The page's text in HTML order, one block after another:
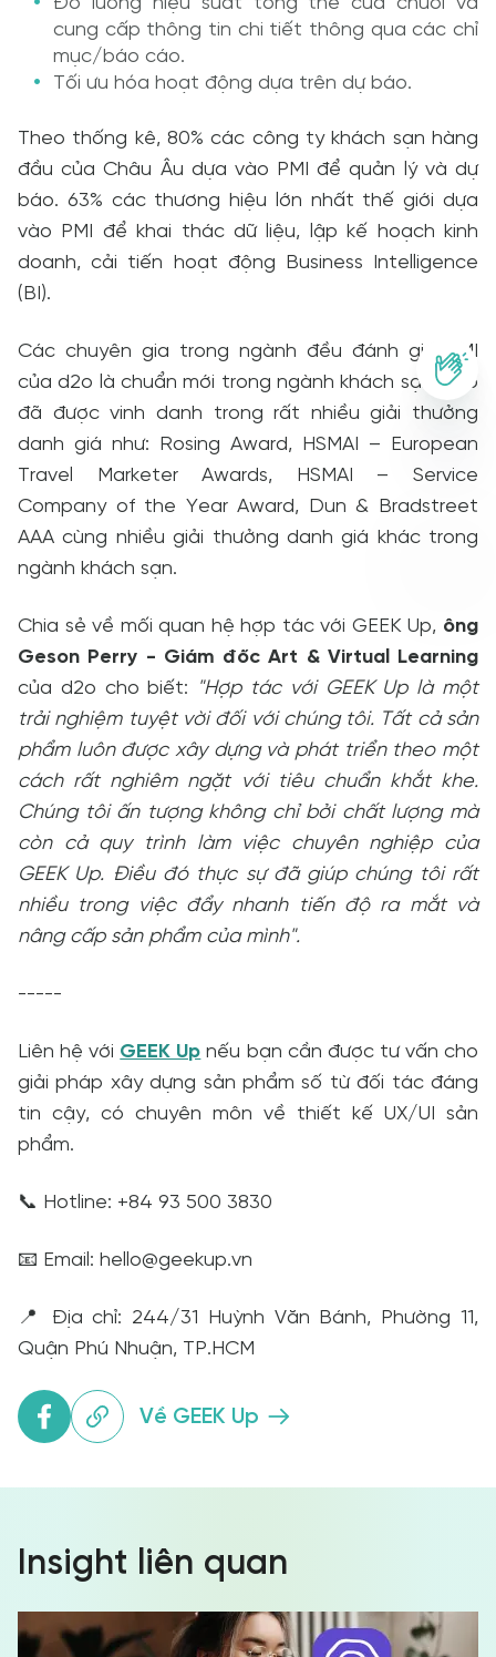
cung cấp thông tin chi tiết thông qua các chỉ
mục/báo cáo.
Tối ưu hóa hoạt động dựa trên dự báo.
Theo thống kê, 80% các công ty khách sạn hàng
đầu của Châu Âu dựa vào PMI để quản lý và dự
báo. 63% các thương hiệu lớn nhất thế giới dựa
vào PMI để khai thác dữ liệu, lập kế hoạch kinh
doanh, cải tiến hoạt động Business Intelligence
(BI).
Các chuyên gia trong ngành đều đánh giá PMI
của d2o là chuẩn mới trong ngành khách sạn. d2o
đã được vinh danh trong rất nhiều giải thưởng
danh giá như: Rosing Award, HSMAI – European
Travel Marketer Awards, HSMAI – Service
Company of the Year Award, Dun & Bradstreet
AAA cùng nhiều giải thưởng danh giá khác trong
ngành khách sạn.
Chia sẻ về mối quan hệ hợp tác với GEEK Up, ông
Geson Perry - Giám đốc Art & Virtual Learning
của d2o cho biết: "Hợp tác với GEEK Up là một
trải nghiệm tuyệt vời đối với chúng tôi. Tất cả sản
phẩm luôn được xây dựng và phát triển theo một
cách rất nghiêm ngặt với tiêu chuẩn khắt khe.
Chúng tôi ấn tượng không chỉ bởi chất lượng mà
còn cả quy trình làm việc chuyên nghiệp của
GEEK Up. Điều đó thực sự đã giúp chúng tôi rất
nhiều trong việc đẩy nhanh tiến độ ra mắt và
nâng cấp sản phẩm của mình".
-----
Liên hệ với GEEK Up nếu bạn cần được tư vấn cho
giải pháp xây dựng sản phẩm số từ đối tác đáng
tin cậy, có chuyên môn về thiết kế UX/UI sản
phẩm.
📞 Hotline: +84 93 500 3830
📧 Email: hello@geekup.vn
📍 Địa chỉ: 244/31 Huỳnh Văn Bánh, Phường 11,
Quận Phú Nhuận, TP.HCM
Về GEEK Up
Insight liên quan